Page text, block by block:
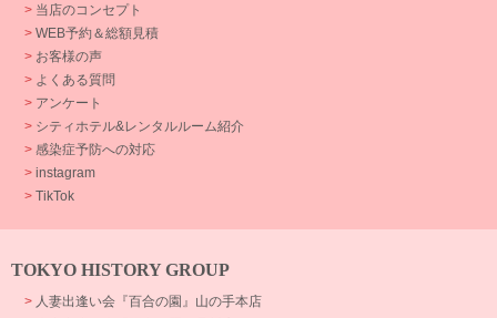
> 当店のコンセプト
> WEB予約＆総額見積
> お客様の声
> よくある質問
> アンケート
> シティホテル&レンタルルーム紹介
> 感染症予防への対応
> instagram
> TikTok
TOKYO HISTORY GROUP
> 人妻出逢い会『百合の園』山の手本店